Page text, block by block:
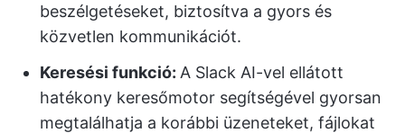
beszélgetéseket, biztosítva a gyors és
közvetlen kommunikációt.
Keresési funkció: A Slack AI-vel ellátott
hatékony keresőmotor segítségével gyorsan
megtalálhatja a korábbi üzeneteket, fájlokat